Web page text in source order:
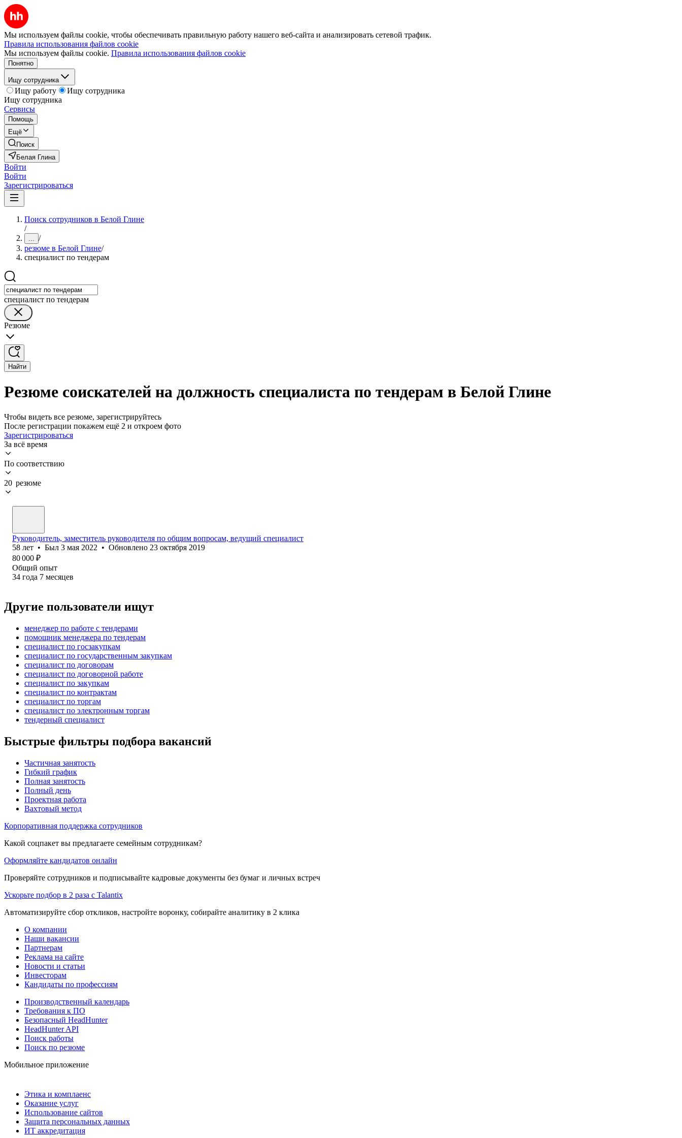
Мы используем файлы cookie, чтобы обеспечивать правильную работу нашего веб-сайта и анализировать сетевой трафик.
Правила использования файлов cookie
Мы используем файлы cookie. Правила использования файлов cookie
Понятно
Ищу сотрудника
Ищу работу
Ищу сотрудника
Ищу сотрудника
Сервисы
Помощь
Ещё
Поиск
Белая Глина
Войти
Войти
Зарегистрироваться
Поиск сотрудников в Белой Глине
/
... /
резюме в Белой Глине/
специалист по тендерам
специалист по тендерам
Резюме
Найти
Резюме соискателей на должность специалиста по тендерам в Белой Глине
Чтобы видеть все резюме, зарегистрируйтесь
После регистрации покажем ещё 2 и откроем фото
Зарегистрироваться
За всё время
По соответствию
20 резюме
Руководитель, заместитель руководителя по общим вопросам, ведущий специалист
58 лет • Был 3 мая 2022 • Обновлено 23 октября 2019
80 000 ₽
Общий опыт
34 года 7 месяцев
Другие пользователи ищут
менеджер по работе с тендерами
помощник менеджера по тендерам
специалист по госзакупкам
специалист по государственным закупкам
специалист по договорам
специалист по договорной работе
специалист по закупкам
специалист по контрактам
специалист по торгам
специалист по электронным торгам
тендерный специалист
Быстрые фильтры подбора вакансий
Частичная занятость
Гибкий график
Полная занятость
Полный день
Проектная работа
Вахтовый метод
Корпоративная поддержка сотрудников
Какой соцпакет вы предлагаете семейным сотрудникам?
Оформляйте кандидатов онлайн
Проверяйте сотрудников и подписывайте кадровые документы без бумаг и личных встреч
Ускорьте подбор в 2 раза с Talantix
Автоматизируйте сбор откликов, настройте воронку, собирайте аналитику в 2 клика
О компании
Наши вакансии
Партнерам
Реклама на сайте
Новости и статьи
Инвесторам
Кандидаты по профессиям
Производственный календарь
Требования к ПО
Безопасный HeadHunter
HeadHunter API
Поиск работы
Поиск по резюме
Мобильное приложение
Этика и комплаенс
Оказание услуг
Использование сайтов
Защита персональных данных
ИТ аккредитация